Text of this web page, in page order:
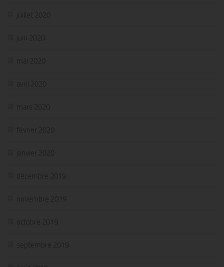
juillet 2020
juin 2020
mai 2020
avril 2020
mars 2020
février 2020
janvier 2020
décembre 2019
novembre 2019
octobre 2019
septembre 2019